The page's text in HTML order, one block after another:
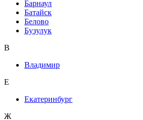
Барнаул
Батайск
Белово
Бузулук
В
Владимир
Е
Екатеринбург
Ж